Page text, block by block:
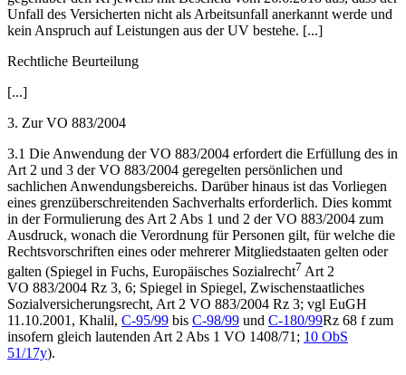
Unfall des Versicherten nicht als Arbeitsunfall anerkannt werde und
kein Anspruch auf Leistungen aus der UV bestehe. [...]
Rechtliche Beurteilung
[...]
3. Zur VO 883/2004
3.1 Die Anwendung der VO 883/2004 erfordert die Erfüllung des in
Art 2 und 3 der VO 883/2004 geregelten persönlichen und
sachlichen Anwendungsbereichs. Darüber hinaus ist das Vorliegen
eines grenzüberschreitenden Sachverhalts erforderlich. Dies kommt
in der Formulierung des Art 2 Abs 1 und 2 der VO 883/2004 zum
Ausdruck, wonach die Verordnung für Personen gilt, für welche die
Rechtsvorschriften eines oder mehrerer Mitgliedstaaten gelten oder
galten (Spiegel in Fuchs, Europäisches Sozialrecht7 Art 2
VO 883/2004 Rz 3, 6; Spiegel in Spiegel, Zwischenstaatliches
Sozialversicherungsrecht, Art 2 VO 883/2004 Rz 3; vgl EuGH
11.10.2001, Khalil, C-95/99 bis C-98/99 und C-180/99Rz 68 f zum
insofern gleich lautenden Art 2 Abs 1 VO 1408/71; 10 ObS
51/17y).